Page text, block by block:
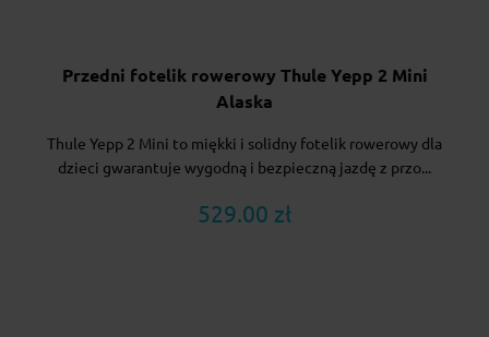
Przedni fotelik rowerowy Thule Yepp 2 Mini
Alaska
Thule Yepp 2 Mini to miękki i solidny fotelik rowerowy dla
dzieci gwarantuje wygodną i bezpieczną jazdę z przo...
529.00 zł